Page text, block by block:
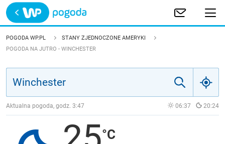
Trwa ładowanie
POLSKA
JAKOŚĆ POWIETRZA
POGODA WP.PL
STANY ZJEDNOCZONE AMERYKI
POGODA NA JUTRO - WINCHESTER
Aktualna pogoda, godz. 3:47 06:37 20:24